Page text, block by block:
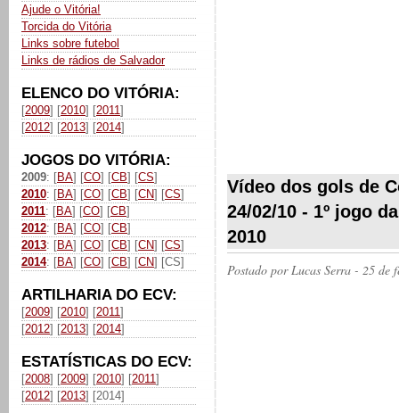
Ajude o Vitória!
Torcida do Vitória
Links sobre futebol
Links de rádios de Salvador
ELENCO DO VITÓRIA:
[2009] [2010] [2011]
[2012] [2013] [2014]
JOGOS DO VITÓRIA:
2009: [BA] [CO] [CB] [CS]
2010: [BA] [CO] [CB] [CN] [CS]
2011: [BA] [CO] [CB]
2012: [BA] [CO] [CB]
2013: [BA] [CO] [CB] [CN] [CS]
2014: [BA] [CO] [CB] [CN] [CS]
ARTILHARIA DO ECV:
[2009] [2010] [2011]
[2012] [2013] [2014]
ESTATÍSTICAS DO ECV:
[2008] [2009] [2010] [2011]
[2012] [2013] [2014]
Vídeo dos gols de
24/02/10 - 1º jogo
2010
Postado porLucas Serra - 25 de